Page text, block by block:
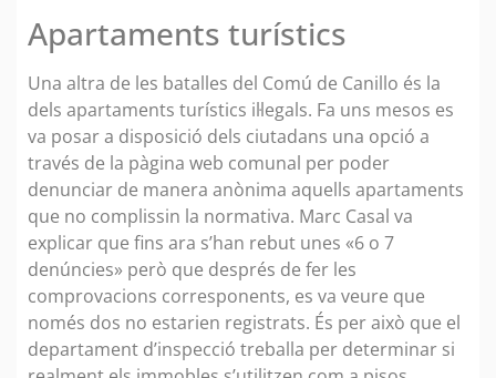
Apartaments turístics
Una altra de les batalles del Comú de Canillo és la
dels apartaments turístics il·legals. Fa uns mesos es
va posar a disposició dels ciutadans una opció a
través de la pàgina web comunal per poder
denunciar de manera anònima aquells apartaments
que no complissin la normativa. Marc Casal va
explicar que fins ara s’han rebut unes «6 o 7
denúncies» però que després de fer les
comprovacions corresponents, es va veure que
només dos no estarien registrats. És per això que el
departament d’inspecció treballa per determinar si